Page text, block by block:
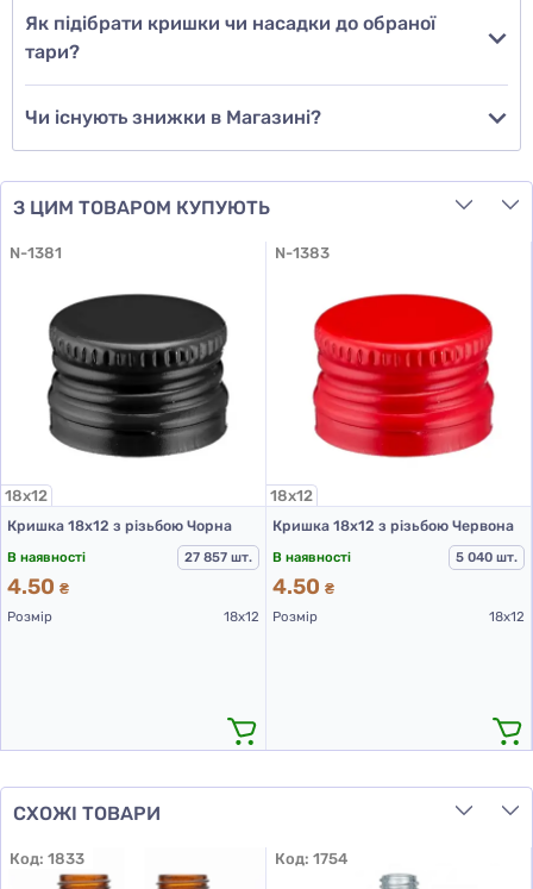
Як підібрати кришки чи насадки до обраної
тари?
Чи існують знижки в Магазині?
З ЦИМ ТОВАРОМ КУПУЮТЬ
N-1381
18х12
Кришка 18х12 з різьбою Чорна
В наявності
27 857 шт.
4.50 ₴
Розмір
18х12
N-1383
18х12
Кришка 18х12 з різьбою Червона
В наявності
5 040 шт.
4.50 ₴
Розмір
18х12
СХОЖІ ТОВАРИ
Код: 1833 Код: 1754